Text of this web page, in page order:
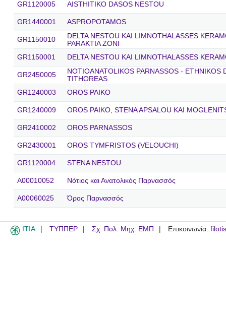
GR1120005 AISTHITIKO DASOS NESTOU
GR1440001 ASPROPOTAMOS
GR1150010
DELTA NESTOU KAI LIMNOTHALASSES
PARAKTIA ZONI
GR1150001
DELTA NESTOU KAI LIMNOTHALASSES
GR2450005
NOTIOANATOLIKOS PARNASSOS - ETHNIKOS
TITHOREAS
GR1240003
OROS PAIKO
GR1240009 OROS PAIKO, STENA APSALOU KAI
GR2410002 OROS PARNASSOS
GR2430001 OROS TYMFRISTOS (VELOUCHI)
GR1120004 STENA NESTOU
A00010052 Νότιος και Ανατολικός Παρνασσός
A00060025 Όρος Παρνασσός
ITIA ΤΥΠΠΕΡ Σχ. Πολ. Μηχ. ΕΜΠ Επικοινωνία: